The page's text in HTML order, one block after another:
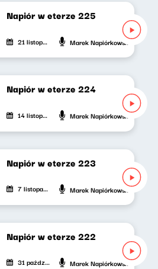
Napiór w eterze 225
21 listopada 2024 Marek Napiórkowski
Napiór w eterze 224
14 listopada 2024 Marek Napiórkowski
Napiór w eterze 223
7 listopada 2024 Marek Napiórkowski
Napiór w eterze 222
31 października 2024 Marek Napiórkowski